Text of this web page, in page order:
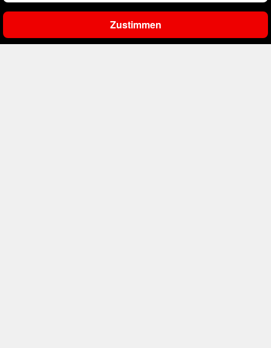
Ergebnisse filtern
Zustimmen